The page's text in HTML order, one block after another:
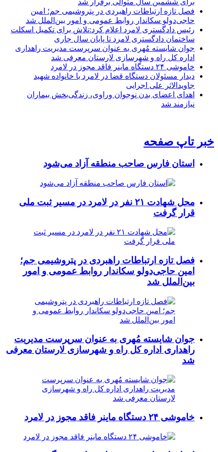
برای ششمین سال متوالی برقرار شد
فصل تازه ارتباطات راهبردی در پتروشیمی جم؛ امین
حاجی‌دولو سکاندار روابط عمومی و امور بین‌الملل شد
رئیس دادگستری لامرد اعلام کرد:تلاش برای تکمیل اسکلت
ساختمان دادگستری لامرد تا پایان سال جاری
جوان شایسته مُهری به عنوان سرپرست مدیریت راهداری
اداره کل راه و شهرسازی لارستان معرفی شد
خاموشی ۲۴ دستگاه ماینر فاقد مجوز در لامرد
دیدار مسئولان دستگاه قضا در لامرد با خانواده شهید
جاویدالاثر علی اجرایی
اهدای اعضای بدن نوجوان وراوی، زندگی‌بخش بیماران
نیازمند شد
خبر تاپ صفحه
استان فارس صاحب منطقه آزاد می‌شود
محل شهادت ۲۱ نفر در لامرد در مسیر ثبت ملی
قرار گرفت
فصل تازه ارتباطات راهبردی در پتروشیمی جم؛
امین حاجی‌دولو سکاندار روابط عمومی و امور
بین‌الملل شد
جوان شایسته مُهری به عنوان سرپرست مدیریت
راهداری اداره کل راه و شهرسازی لارستان معرفی
شد
خاموشی ۲۴ دستگاه ماینر فاقد مجوز در لامرد